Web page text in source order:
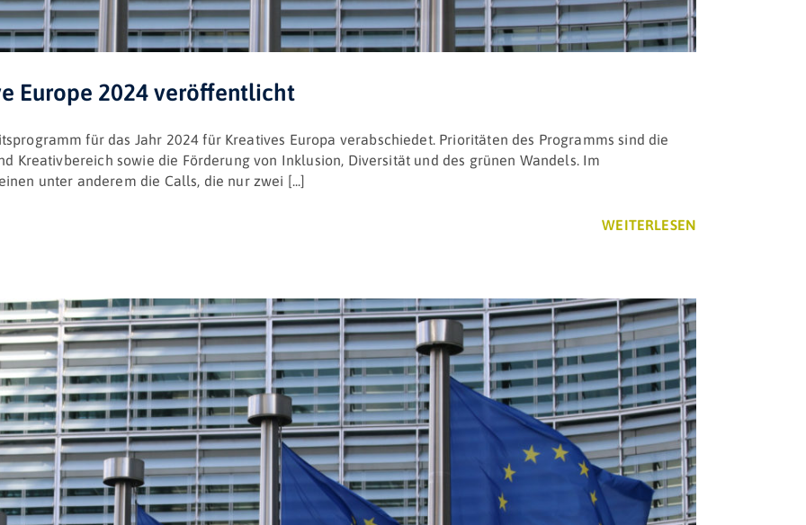
Europe 2024 veröffentlicht
für das Jahr 2024 für Kreatives Europa verabschiedet. Prioritäten des Programms sind die
Kreativbereich sowie die Förderung von Inklusion, Diversität und des grünen Wandels. Im
unter anderem die Calls, die nur zwei [...]
WEITERLESEN